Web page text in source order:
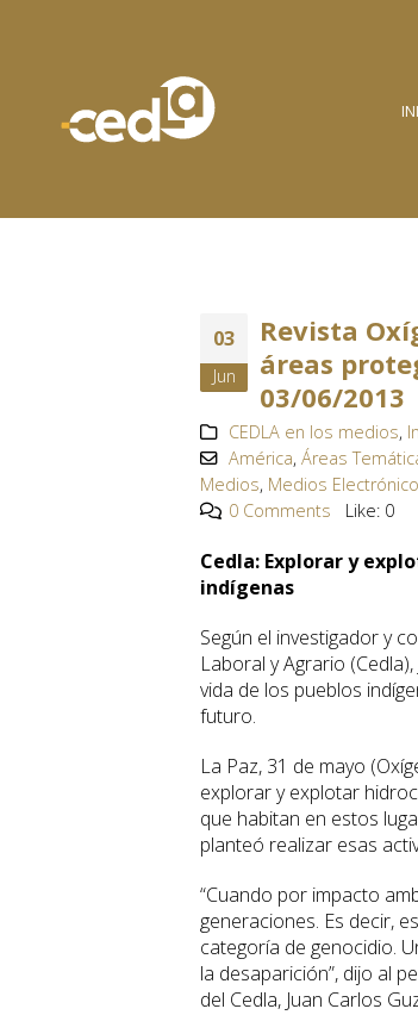
03
Jun
Revista
áreas
03/06/2013
CEDLA en los medios,
América,Áreas
Medios, Medios
0 Comments
Like: 0
Cedla: Explorar y
indígenas
Según el investigador y
Laboral y Agrario
vida de los pueblos
futuro.
La Paz, 31 de mayo
explorar y explotar
que habitan en estos
planteó realizar esas
“Cuando por impacto
generaciones. Es decir,
categoría de genocidio.
la desaparición”, dijo al
del Cedla, Juan Carlos